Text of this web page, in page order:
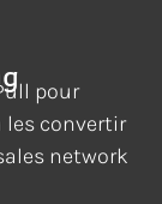
pour
les convertir
network